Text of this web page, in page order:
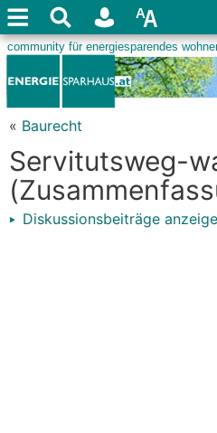
« Baurecht
Servitutsweg-
Diskussionsbeiträge